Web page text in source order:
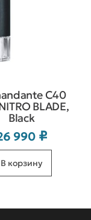
C40
BLADE,
Black
990 ₽
В корзину